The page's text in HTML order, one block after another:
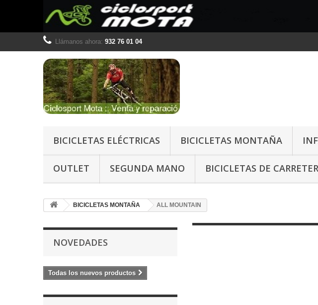
Llámanos ahora: 932 76 01 04
BICICLETAS ELÉCTRICAS BICICLETAS MONTAÑA
OUTLET SEGUNDA MANO BICICLETAS DE
BICICLETAS MONTAÑA ALL MOUNTAIN
NOVEDADES
Todas los nuevos productos